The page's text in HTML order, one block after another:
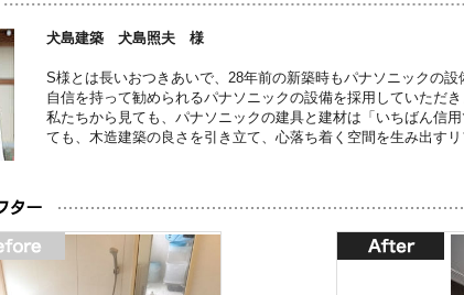
犬島建築 犬島照夫 様
S様とは長いおつきあいで、28年前の新築時もパナソニックの
自信を持って勧められるパナソニックの設備を採用していただ
私たちから見ても、パナソニックの建具と建材は「いちばん信
ても、木造建築の良さを引き立て、心落ち着く空間を生み出す